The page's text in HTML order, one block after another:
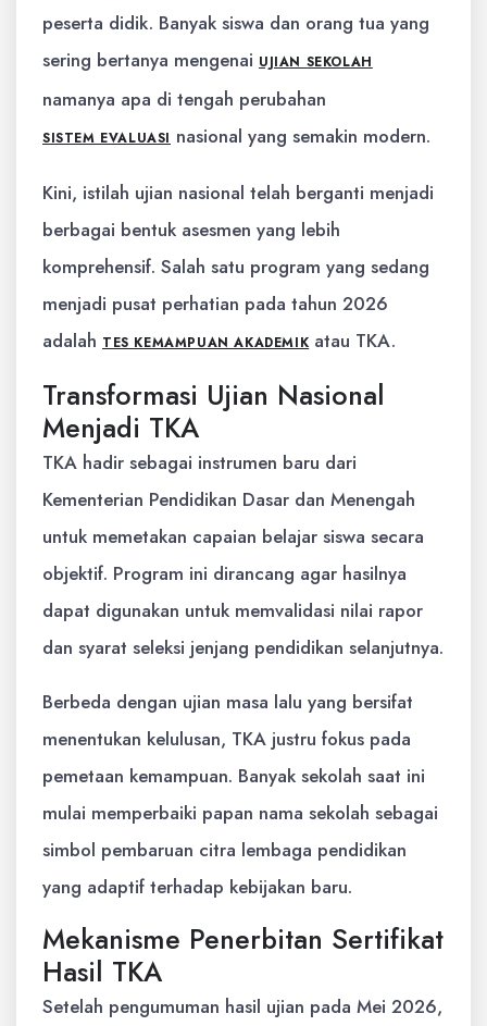
peserta didik. Banyak siswa dan orang tua yang
sering bertanya mengenai UJIAN SEKOLAH
namanya apa di tengah perubahan
SISTEM EVALUASI nasional yang semakin modern.
Kini, istilah ujian nasional telah berganti menjadi
berbagai bentuk asesmen yang lebih
komprehensif. Salah satu program yang sedang
menjadi pusat perhatian pada tahun 2026
adalah TES KEMAMPUAN AKADEMIK atau TKA.
Transformasi Ujian Nasional
Menjadi TKA
TKA hadir sebagai instrumen baru dari
Kementerian Pendidikan Dasar dan Menengah
untuk memetakan capaian belajar siswa secara
objektif. Program ini dirancang agar hasilnya
dapat digunakan untuk memvalidasi nilai rapor
dan syarat seleksi jenjang pendidikan selanjutnya.
Berbeda dengan ujian masa lalu yang bersifat
menentukan kelulusan, TKA justru fokus pada
pemetaan kemampuan. Banyak sekolah saat ini
mulai memperbaiki papan nama sekolah sebagai
simbol pembaruan citra lembaga pendidikan
yang adaptif terhadap kebijakan baru.
Mekanisme Penerbitan Sertifikat
Hasil TKA
Setelah pengumuman hasil ujian pada Mei 2026,